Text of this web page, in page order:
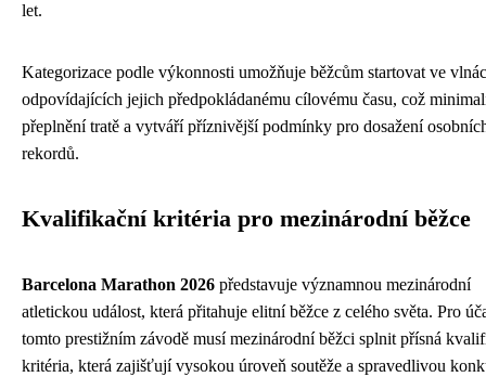
let.
Kategorizace podle výkonnosti umožňuje běžcům startovat ve
odpovídajících jejich předpokládanému cílovému času, což
přeplnění tratě a vytváří příznivější podmínky pro dosažení
rekordů.
Kvalifikační kritéria pro mezinárodní běžce
Barcelona Marathon 2026 představuje významnou mezinárodní
atletickou událost, která přitahuje elitní běžce z celého světa. Pro
tomto prestižním závodě musí mezinárodní běžci splnit přísná
kritéria, která zajišťují vysokou úroveň soutěže a spravedlivou